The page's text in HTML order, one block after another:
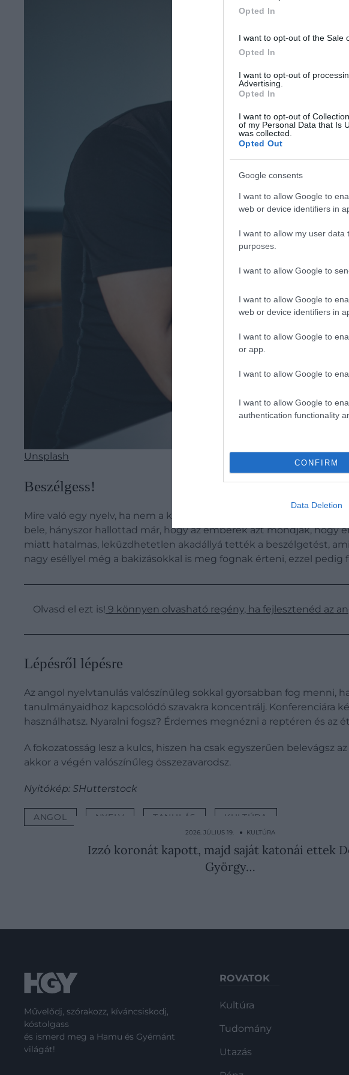
Opted In
I want to opt-out of the Sale
Opted In
I want to opt-out of
Advertising.
Opted In
I want to opt-out of
of my Personal Data that Is
was collected.
Opted Out
Google consents
I want to allow Google to
web or device identifiers in
I want to allow my user
purposes.
I want to allow Google to
I want to allow Google to
web or device identifiers in
I want to allow Google to
or app.
I want to allow Google to
I want to allow Google to
authentication functionality
CONFIRM
Data Deletion
Unsplash
Beszélgess!
Mire való egy nyelv, ha nem a kommunikációra? Egy nyelv
bele, hányszor hallottad már, hogy az emberek azt mondják, hogy
miatt hatalmas, leküzdhetetlen akadállyá tették a beszélgetést,
nagy eséllyel még a bakizásokkal is meg fognak érteni, ezzel
Olvasd el ezt is! 9 könnyen olvasható regény, ha fejlesztenéd az
Lépésről lépésre
Az angol nyelvtanulás valószínűleg sokkal gyorsabban fog menni,
tanulmányaidhoz kapcsolódó szavakra koncentrálj. Konferenciára
használhatsz. Nyaralni fogsz? Érdemes megnézni a reptéren és
A fokozatosság lesz a kulcs, hiszen ha csak egyszerűen
akkor a végén valószínűleg összezavarodsz.
Nyitókép: SHutterstock
ANGOL NYELV TANULÁS KULTÚRA
2026. JÚLIUS 19. ● KULTÚRA
Izzó koronát kapott, majd saját katonái ettek
György…
Művelődj, szórakozz, kíváncsiskodj,
kóstolgass
és ismerd meg a Hamu és Gyémánt
világát!
ROVATOK
Kultúra
Tudomány
Utazás